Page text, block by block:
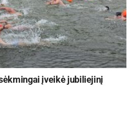
įveikė jubiliejinį